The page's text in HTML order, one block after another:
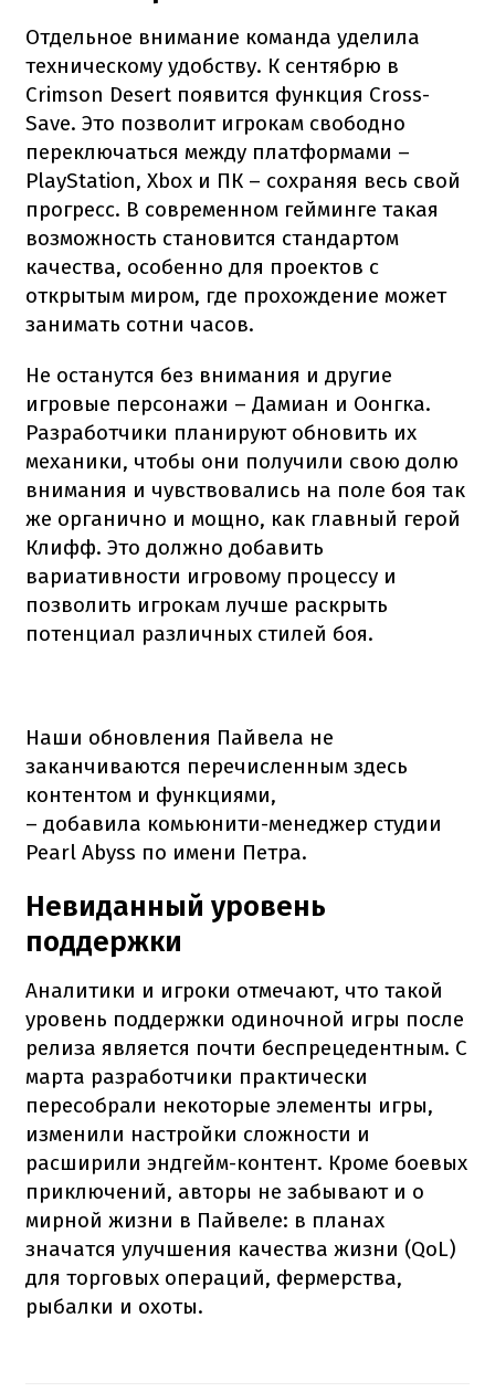
Отдельное внимание команда уделила
техническому удобству. К сентябрю в
Crimson Desert появится функция Cross-
Save. Это позволит игрокам свободно
переключаться между платформами –
PlayStation, Xbox и ПК – сохраняя весь свой
прогресс. В современном гейминге такая
возможность становится стандартом
качества, особенно для проектов с
открытым миром, где прохождение может
занимать сотни часов.
Не останутся без внимания и другие
игровые персонажи – Дамиан и Оонгка.
Разработчики планируют обновить их
механики, чтобы они получили свою долю
внимания и чувствовались на поле боя так
же органично и мощно, как главный герой
Клифф. Это должно добавить
вариативности игровому процессу и
позволить игрокам лучше раскрыть
потенциал различных стилей боя.
Наши обновления Пайвела не
заканчиваются перечисленным здесь
контентом и функциями,
– добавила комьюнити-менеджер студии
Pearl Abyss по имени Петра.
Невиданный уровень
поддержки
Аналитики и игроки отмечают, что такой
уровень поддержки одиночной игры после
релиза является почти беспрецедентным. С
марта разработчики практически
пересобрали некоторые элементы игры,
изменили настройки сложности и
расширили эндгейм-контент. Кроме боевых
приключений, авторы не забывают и о
мирной жизни в Пайвеле: в планах
значатся улучшения качества жизни (QoL)
для торговых операций, фермерства,
рыбалки и охоты.